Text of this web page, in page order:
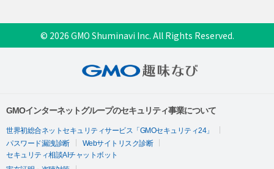
© 2026 GMO Shuminavi Inc. All Rights Reserved.